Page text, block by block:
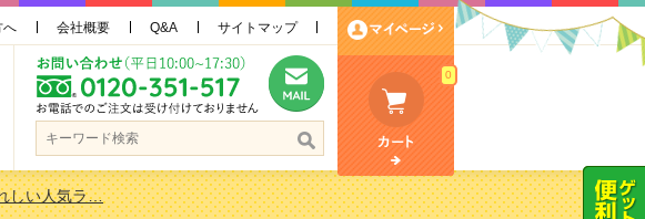
へ 会社概要 Q&A サイトマップ
0
しい人気ラ…